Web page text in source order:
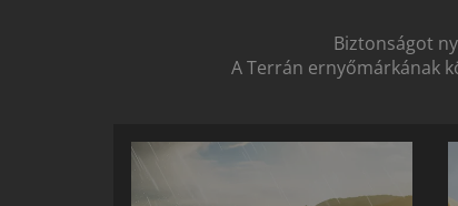
Biztonságot
A Terrán ernyőmárkának